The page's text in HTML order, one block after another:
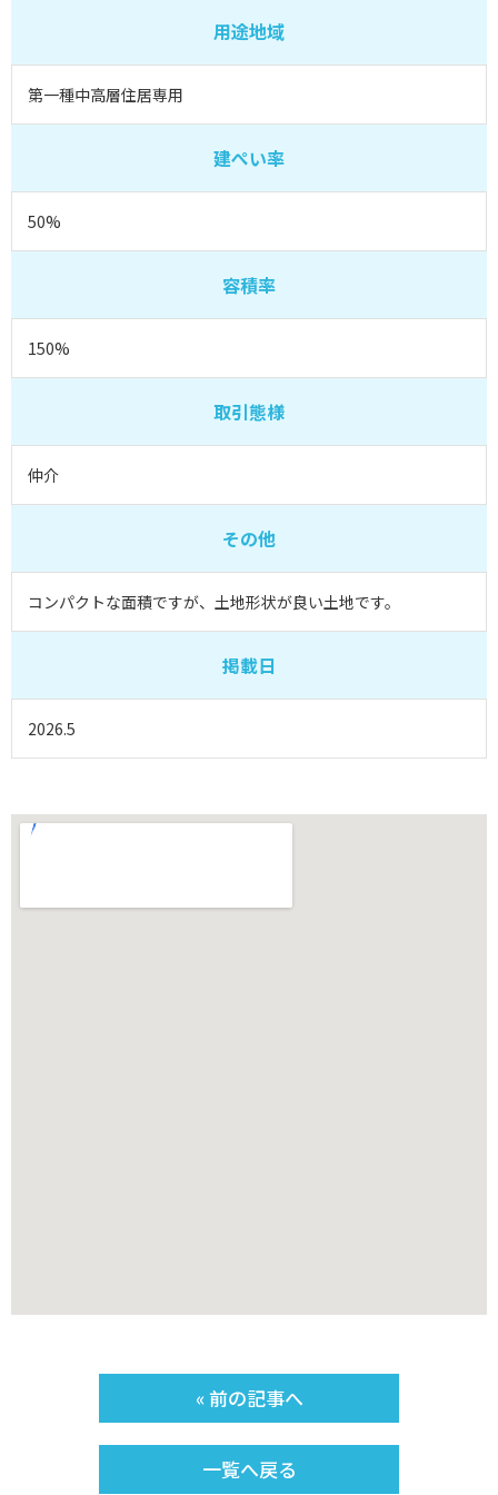
用途地域
第一種中高層住居専用
建ぺい率
50%
容積率
150%
取引態様
仲介
その他
コンパクトな面積ですが、土地形状が良い土地です。
掲載日
2026.5
« 前の記事へ
一覧へ戻る